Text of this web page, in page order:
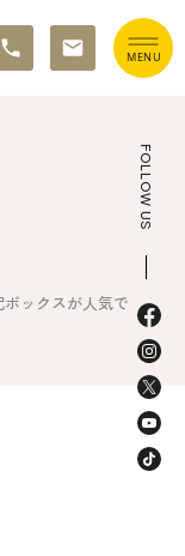
FOLLOW US
ボックスが人気で